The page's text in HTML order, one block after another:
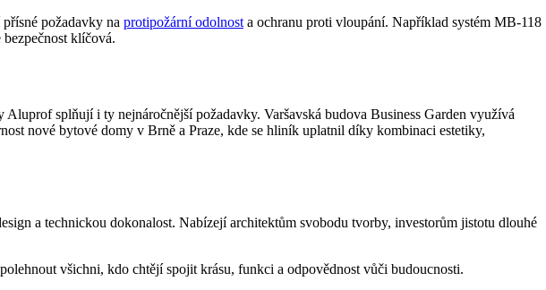
požadavky na protipožární odolnost a ochranu proti vloupání. Například systém MB-118
klíčová.
splňují i ty nejnáročnější požadavky. Varšavská budova Business Garden využívá
nové bytové domy v Brně a Praze, kde se hliník uplatnil díky kombinaci estetiky,
a technickou dokonalost. Nabízejí architektům svobodu tvorby, investorům jistotu dlouhé
všichni, kdo chtějí spojit krásu, funkci a odpovědnost vůči budoucnosti.